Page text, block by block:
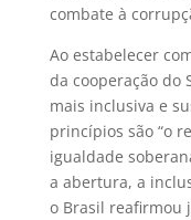
combate à
Ao estabelecer
da cooperação do
mais inclusiva e
princípios são “o
igualdade
a abertura, a
o Brasil reafirmou